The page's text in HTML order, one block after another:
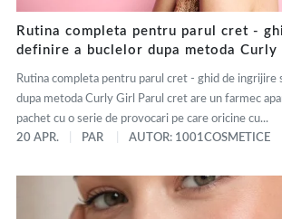
Rutina completa pentru parul cret -
definire a buclelor dupa metoda Curly
Rutina completa pentru parul cret - ghid de ingrijire
dupa metoda Curly Girl Parul cret are un farmec
pachet cu o serie de provocari pe care oricine cu...
20 APR.
PAR AUTOR: 1001COSMETICE